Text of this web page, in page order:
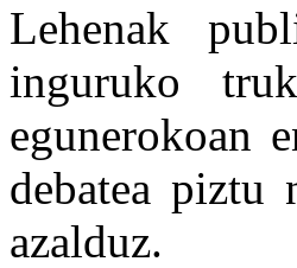
Lehenak
inguruko
egunerokoan
debatea piztu
azalduz.